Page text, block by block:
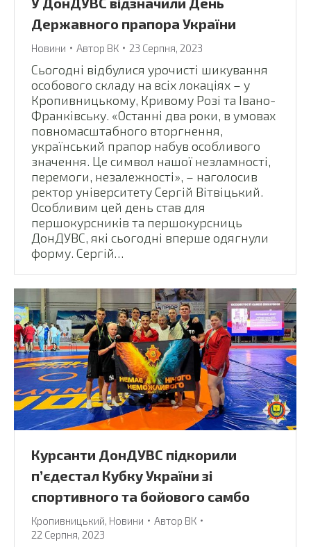
Державного прапора України
Новини Автор ВК 23 Серпня, 2023
Сьогодні відбулися урочисті шикування
особового складу на всіх локаціях – у
Кропивницькому, Кривому Розі та Івано-
Франківську. «Останні два роки, в умовах
повномасштабного вторгнення,
український прапор набув особливого
значення. Це символ нашої незламності,
перемоги, незалежності», – наголосив
ректор університету Сергій Вітвіцький.
Особливим цей день став для
першокурсників та першокурсниць
ДонДУВС, які сьогодні вперше одягнули
форму. Сергій…
Курсанти ДонДУВС підкорили
п’єдестал Кубку України зі
спортивного та бойового самбо
Кропивницький Новини Автор ВК
22 Серпня, 2023